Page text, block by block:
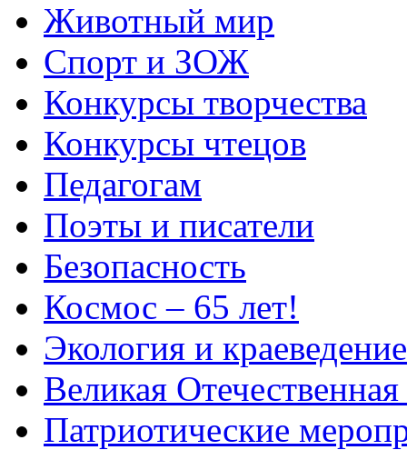
Животный мир
Спорт и ЗОЖ
Конкурсы творчества
Конкурсы чтецов
Педагогам
Поэты и писатели
Безопасность
Космос – 65 лет!
Экология и краеведение
Великая
Патриотические